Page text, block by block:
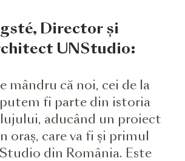
Director și
UNStudio:
mândru că noi, cei de la
fi parte din istoria
aducând un proiect
oraș, care va fi și primul
din România. Este